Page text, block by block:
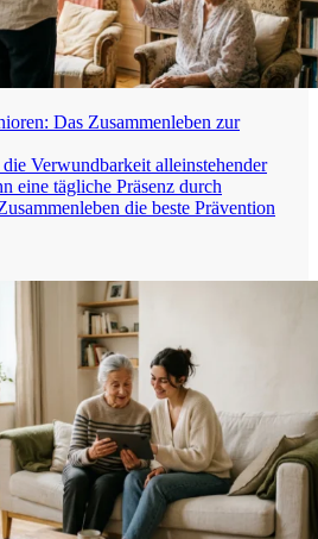
Das Zusammenleben zur
Verwundbarkeit alleinstehender
eine tägliche Präsenz durch
die beste Prävention